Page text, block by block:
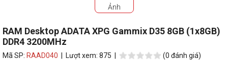
Ảnh
RAM Desktop ADATA XPG Gammix D35 8GB (1x8GB)
DDR4 3200MHz
Mã SP: RAAD040 | Lượt xem: 875 | (0 đánh giá)